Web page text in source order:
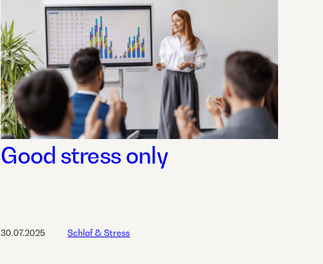
30.07.2025
Good stress only
Schlaf & Stress